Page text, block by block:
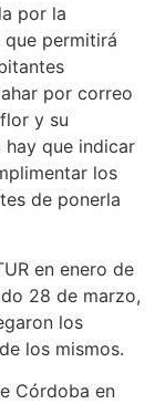
por la
permitirá
por correo
y su
que indicar
los
de ponerla
en enero de
28 de marzo,
los
los mismos.
Córdoba en